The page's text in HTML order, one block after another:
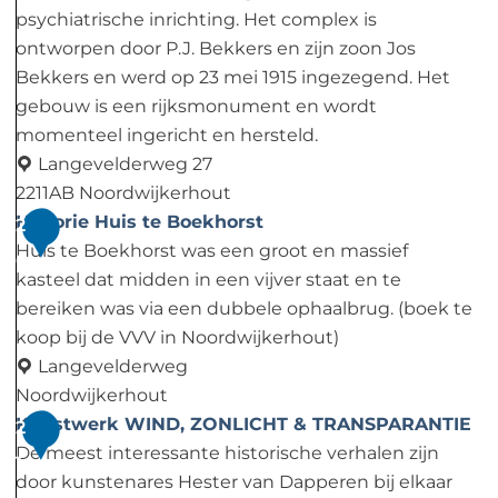
e
n
a
a
r
t
e
L
o
c
k
h
e
e
d
h
o
e
k
n
c
t
a
M
a
r
i
a
psychiatrische inrichting. Het complex is
ontworpen door P.J. Bekkers en zijn zoon Jos
Bekkers en werd op 23 mei 1915 ingezegend. Het
gebouw is een rijksmonument en wordt
momenteel ingericht en hersteld.
Langevelderweg 27
2211AB Noordwijkerhout
S
i
n
t
B
a
v
o
2
0
Historie Huis te Boekhorst
Huis te Boekhorst was een groot en massief
kasteel dat midden in een vijver staat en te
bereiken was via een dubbele ophaalbrug. (boek te
koop bij de VVV in Noordwijkerhout)
Langevelderweg
Noordwijkerhout
H
i
s
2
1
Kunstwerk WIND, ZONLICHT & TRANSPARANTIE
De meest interessante historische verhalen zijn
door kunstenares Hester van Dapperen bij elkaar